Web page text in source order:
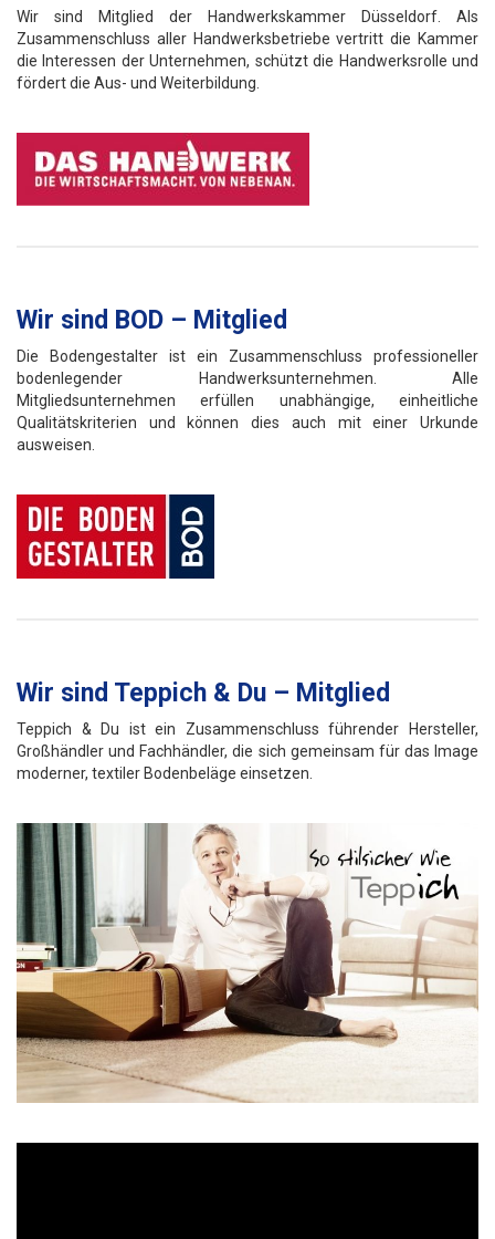
Wir sind Mitglied der Handwerkskammer Düsseldorf. Als
Zusammenschluss aller Handwerksbetriebe vertritt die Kammer
die Interessen der Unternehmen, schützt die Handwerksrolle und
fördert die Aus- und Weiterbildung.
Wir sind BOD – Mitglied
Die Bodengestalter ist ein Zusammenschluss professioneller
bodenlegender Handwerksunternehmen. Alle
Mitgliedsunternehmen erfüllen unabhängige, einheitliche
Qualitätskriterien und können dies auch mit einer Urkunde
ausweisen.
Wir sind Teppich & Du – Mitglied
Teppich & Du ist ein Zusammenschluss führender Hersteller,
Großhändler und Fachhändler, die sich gemeinsam für das Image
moderner, textiler Bodenbeläge einsetzen.